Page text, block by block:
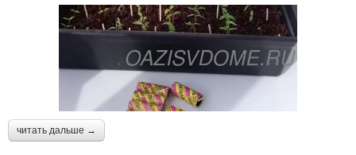
читать дальше →